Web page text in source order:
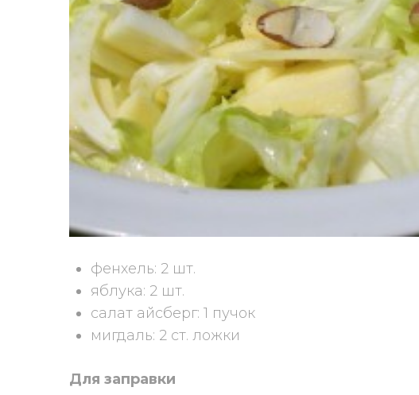
фенхель: 2 шт.
яблука: 2 шт.
салат айсберг: 1 пучок
мигдаль: 2 ст. ложки
Для заправки